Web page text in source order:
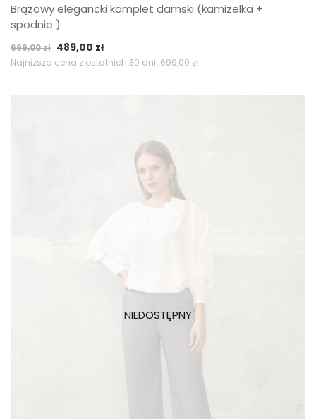
Brązowy elegancki komplet damski (kamizelka +
spodnie )
699,00zł Pierwotna
cena
489,00 złAktualna
cena
Najniższa cena z ostatnich 30 dni: 699,00 zł